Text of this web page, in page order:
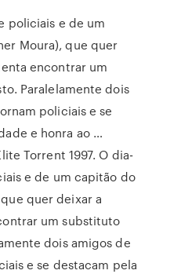
policiais e de um
Moura), que quer
encontrar um
Paralelamente dois
policiais e se
e honra ao …
Torrent 1997. O dia-
e de um capitão do
quer deixar a
um substituto
dois amigos de
e se destacam pela